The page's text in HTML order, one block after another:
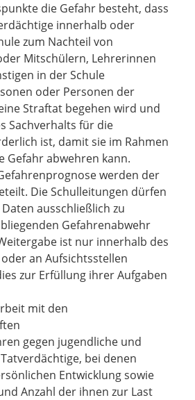
die Gefahr besteht, dass
innerhalb oder
zum Nachteil von
Mitschülern, Lehrerinnen
in der Schule
oder Personen der
Straftat begehen wird und
Sachverhalts für die
ist, damit sie im Rahmen
Gefahr abwehren kann.
werden der
Die Schulleitungen dürfen
ausschließlich zu
Gefahrenabwehr
ist nur innerhalb des
an Aufsichtsstellen
zur Erfüllung ihrer Aufgaben
mit den
gegen jugendliche und
bei denen
Entwicklung sowie
Anzahl der ihnen zur Last